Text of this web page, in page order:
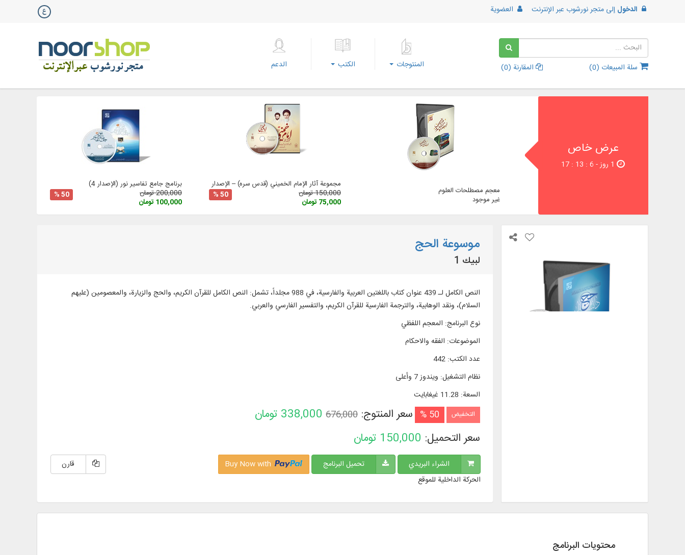
الدخول إلى متجر نورشوب عبر الإنترنت العضوية
سلة المبيعات (0
) المقارنة (0
) المنتوجات الكتب الدعم
عرض خاص
معجم مصطلحات العلوم
غير موجود
مجموعة آثار الإمام الخميني (قدس سره) – الإصدار 3
150,000 تومان
50 %
75,000 تومان
برنامج جامع تفاسير نور (الإصدار 4)
200,000 تومان
50 %
100,000 تومان
موسوعة الحج
لبيك 1
النص الكامل لـ 439 عنوان كتاب باللغتين العربية والفارسية، في 988 مجلداً، تشمل: النص الكامل للقرآن الكريم، والحج والزيارة، والمعصومين (عليهم
السلام)، ونقد الوهابية، والترجمة الفارسية للقرآن الكريم، والتفسير الفارسي والعربي.
نوع البرنامج: المعجم اللفظي
الموضوعات: الفقه والاحكام
عدد الكتب:
442
نظام التشغیل: ويندوز 7 وأعلی
السعة: 11.28 غيغابايت
التخفيض 50 % سعر المنتوج:676,000
338,000 تومان
سعر التحميل: 150,000 تومان
الشراء البريدي تحميل البرنامج
الحركة الداخلية للموقع
قارن
محتويات البرنامج